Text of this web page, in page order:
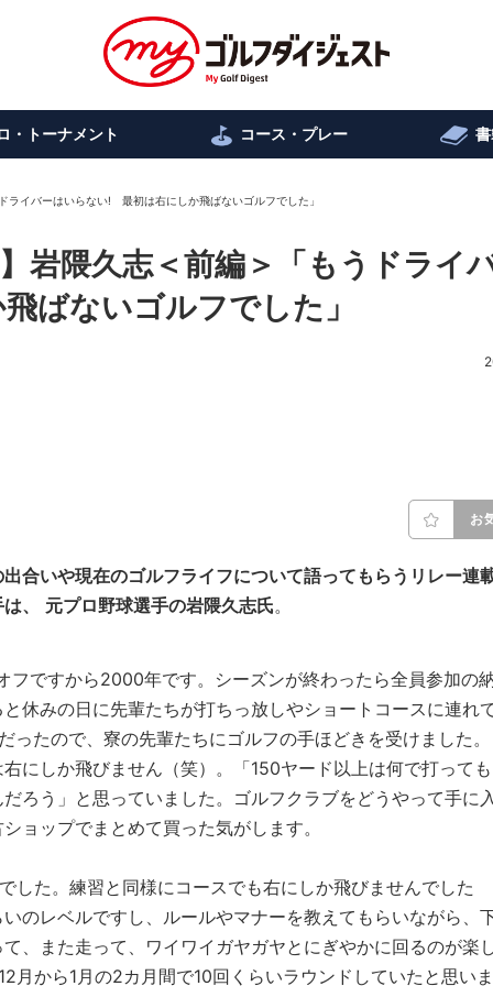
・トーナメント コース・プレー
ライバーはいらない! 最初は右にしか飛ばないゴルフでした」
岩隈久志＜前編＞「もうドライ
ばないゴルフでした」
お
合いや現在のゴルフライフについて語ってもらうリレー連
、
元プロ野球選手の岩隈久志氏。
フですから2000年です。シーズンが終わったら全員参加の
休みの日に先輩たちが打ちっ放しやショートコースに連れ
たので、寮の先輩たちにゴルフの手ほどきを受けました。
にしか飛びません（笑）。「150ヤード以上は何で打っても
ろう」と思っていました。ゴルフクラブをどうやって手に
ョップでまとめて買った気がします。
した。練習と同様にコースでも右にしか飛びませんでした
のレベルですし、ルールやマナーを教えてもらいながら、
、また走って、ワイワイガヤガヤとにぎやかに回るのが楽
月から1月の2カ月間で10回くらいラウンドしていたと思いま